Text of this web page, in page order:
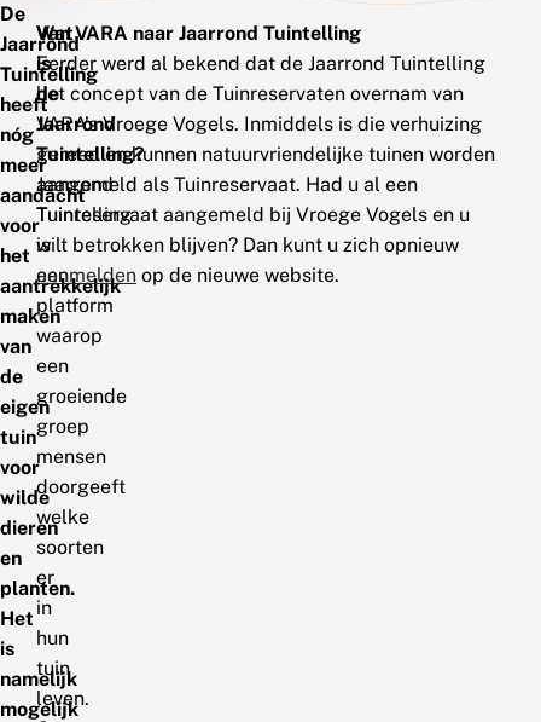
De
Jaarrond
Tuintelling
heeft
nóg
meer
aandacht
voor
het
aantrekkelijk
maken
van
de
eigen
tuin
voor
wilde
dieren
en
planten.
Het
is
namelijk
mogelijk
Wat
is
de
Jaarrond
Tuintelling?
Jaarrond
Tuintelling
is
een
platform
waarop
een
groeiende
groep
mensen
doorgeeft
welke
soorten
er
in
hun
tuin
leven.
Van VARA naar Jaarrond Tuintelling
Eerder werd al bekend dat de Jaarrond Tuintelling
het concept van de Tuinreservaten overnam van
VARA’s Vroege Vogels. Inmiddels is die verhuizing
gereed en kunnen natuurvriendelijke tuinen worden
aangemeld als Tuinreservaat. Had u al een
Tuinreservaat aangemeld bij Vroege Vogels en u
wilt betrokken blijven? Dan kunt u zich opnieuw
aanmelden op de nieuwe website.